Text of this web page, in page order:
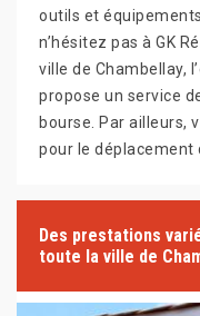
outils et
n’hésitez pas à GK
ville de Chambellay,
propose un service
bourse. Par ailleurs,
pour le déplacement
Des prestations
toute la ville de